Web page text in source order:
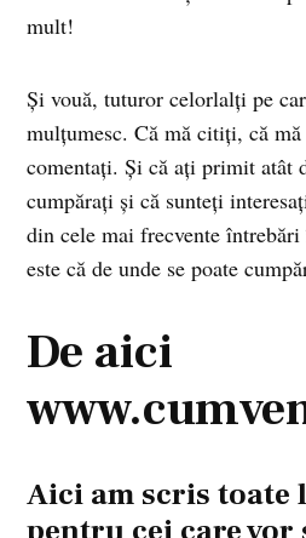
mult!
Și vouă, tuturor celorlalți pe
mulțumesc. Că mă citiți, că
comentați. Și că ați primit atât
cumpărați și că sunteți
din cele mai frecvente
este că de unde se poate
De aici
Aici am scris
pentru cei care vor